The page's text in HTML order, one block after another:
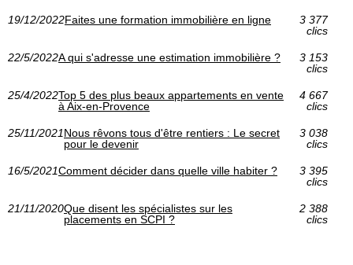
19/12/2022Faites une formation immobilière en ligne
3 377
clics
22/5/2022A qui s'adresse une estimation immobilière ?
3 153
clics
25/4/2022Top 5 des plus beaux appartements en vente
à Aix-en-Provence
4 667
clics
25/11/2021Nous rêvons tous d'être rentiers : Le secret
pour le devenir
3 038
clics
16/5/2021Comment décider dans quelle ville habiter ?
3 395
clics
21/11/2020Que disent les spécialistes sur les
placements en SCPI ?
2 388
clics